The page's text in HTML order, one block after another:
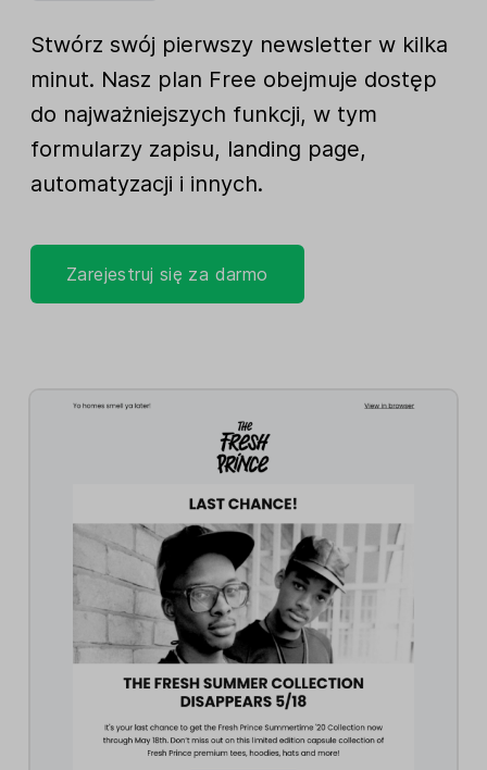
Stwórz swój pierwszy newsletter w kilka
minut. Nasz plan Free obejmuje dostęp
do najważniejszych funkcji, w tym
formularzy zapisu, landing page,
automatyzacji i innych.
Zarejestruj się za darmo